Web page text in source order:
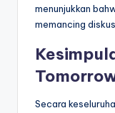
menunjukkan
memancing
Secara